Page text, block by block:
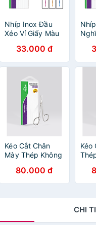
Nhíp Inox Đầu
Xéo Vỉ Giấy Màu
N.401TI
33.000 đ
Kéo Cắt Chân
Mày Thép Không
Nghĩa KM - 603
Cao Cấp - Kéo
80.000 đ
Kéo
605
CHI